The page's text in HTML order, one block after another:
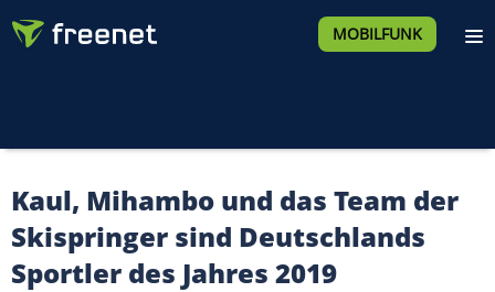
MOBILFUNK
Kaul, Mihambo und das Team der
Skispringer sind Deutschlands
Sportler des Jahres 2019